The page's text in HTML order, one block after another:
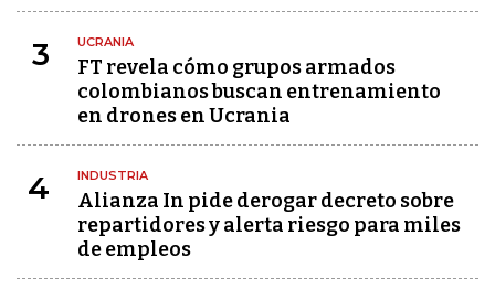
3 UCRANIA
FT revela cómo grupos armados
colombianos buscan entrenamiento
en drones en Ucrania
4 INDUSTRIA
Alianza In pide derogar decreto sobre
repartidores y alerta riesgo para miles
de empleos